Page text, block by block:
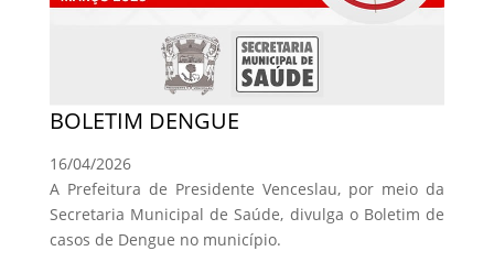
BOLETIM DENGUE
16/04/2026
A Prefeitura de Presidente Venceslau, por meio da
Secretaria Municipal de Saúde, divulga o Boletim de
casos de Dengue no município.